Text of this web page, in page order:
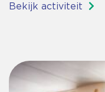
Bekijk activiteit